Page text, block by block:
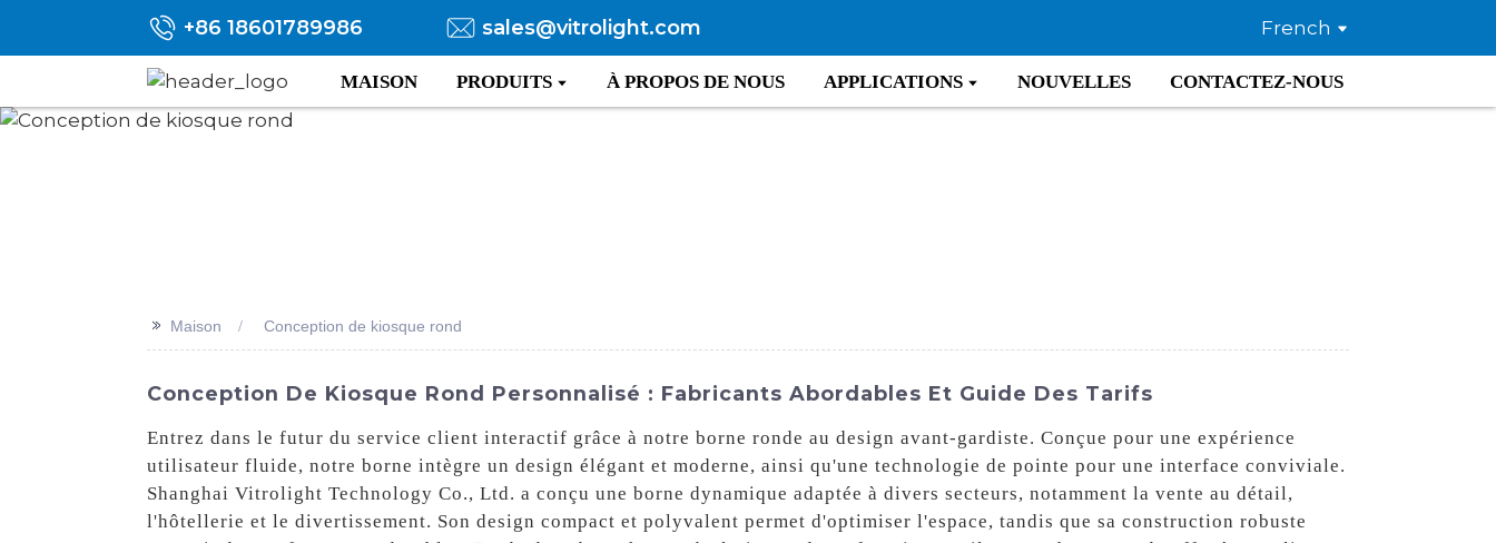
+86 18601789986 sales@vitrolight.com French
MAISON PRODUITS À PROPOS DE NOUS APPLICATIONS NOUVELLES CONTACTEZ-NOUS
>> Maison Conception de kiosque rond
Conception De Kiosque Rond Personnalisé : Fabricants Abordables Et Guide Des Tarifs
Entrez dans le futur du service client interactif grâce à notre borne ronde au design avant-gardiste. Conçue pour une expérience
utilisateur fluide, notre borne intègre un design élégant et moderne, ainsi qu'une technologie de pointe pour une interface conviviale.
Shanghai Vitrolight Technology Co., Ltd. a conçu une borne dynamique adaptée à divers secteurs, notamment la vente au détail,
l'hôtellerie et le divertissement. Son design compact et polyvalent permet d'optimiser l'espace, tandis que sa construction robuste